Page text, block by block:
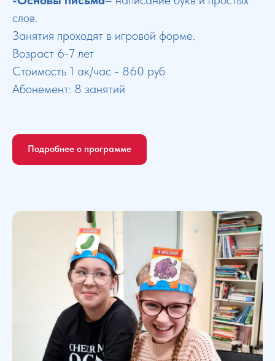
слов.
Занятия проходят в игровой форме.
Возраст 6-7 лет
Стоимость 1 ак/час - 860 руб
Абонемент: 8 занятий
Подробнее о программе